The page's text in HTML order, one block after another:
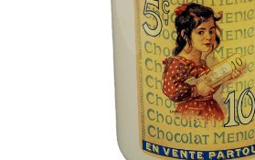
Politique de confidentialité
Une histoire de plaques émaillées